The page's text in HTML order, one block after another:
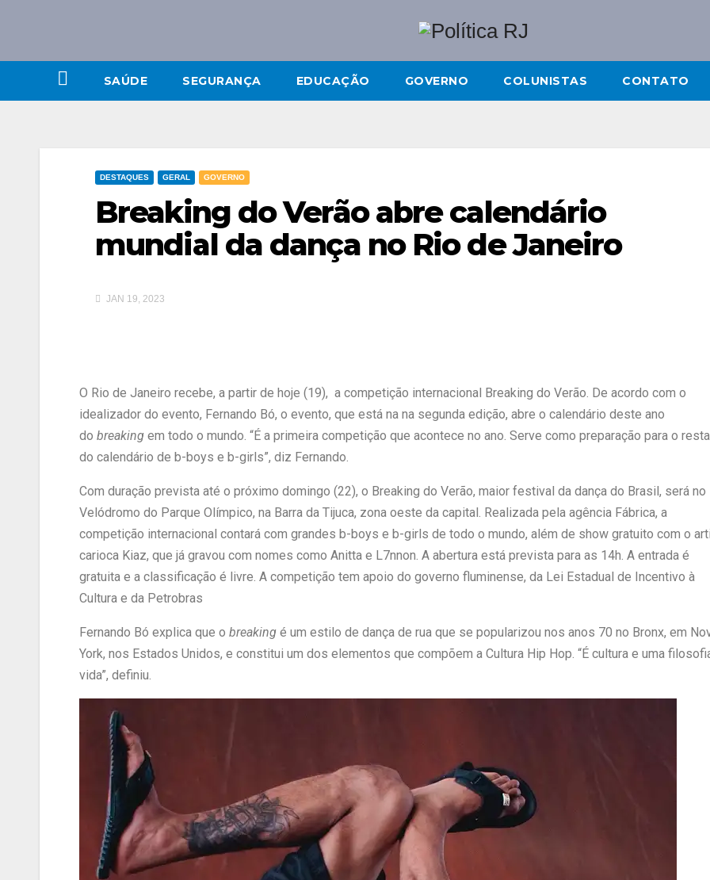
SAÚDE SEGURANÇA EDUCAÇÃO GOVERNO COLUNISTAS CONTATO
DESTAQUES GERAL GOVERNO
Breaking do Verão abre calendário
mundial da dança no Rio de Janeiro
JAN 19, 2023
O Rio de Janeiro recebe, a partir de hoje (19), a competição internacional Breaking do Verão. De acordo com o
idealizador do evento, Fernando Bó, o evento, que está na na segunda edição, abre o calendário deste ano
do breaking em todo o mundo. “É a primeira competição que acontece no ano. Serve como preparação para o
do calendário de b-boys e b-girls”, diz Fernando.
Com duração prevista até o próximo domingo (22), o Breaking do Verão, maior festival da dança do Brasil, será no
Velódromo do Parque Olímpico, na Barra da Tijuca, zona oeste da capital. Realizada pela agência Fábrica, a
competição internacional contará com grandes b-boys e b-girls de todo o mundo, além de show gratuito com o
carioca Kiaz, que já gravou com nomes como Anitta e L7nnon. A abertura está prevista para as 14h. A entrada é
gratuita e a classificação é livre. A competição tem apoio do governo fluminense, da Lei Estadual de Incentivo à
Cultura e da Petrobras
Fernando Bó explica que o breaking é um estilo de dança de rua que se popularizou nos anos 70 no Bronx, em
York, nos Estados Unidos, e constitui um dos elementos que compõem a Cultura Hip Hop. “É cultura e uma
vida”, definiu.